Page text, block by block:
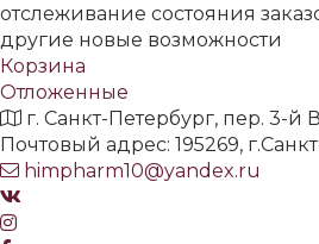
отслеживание состояния
другие новые возможности
Корзина
Отложенные
г. Санкт-Петербург, пер. 3-й
Почтовый адрес: 195269,
himpharm10@yandex.ru